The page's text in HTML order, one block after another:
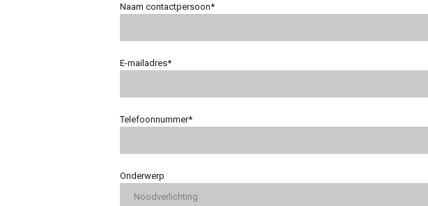
Naam contactpersoon*
E-mailadres*
Telefoonnummer*
Onderwerp